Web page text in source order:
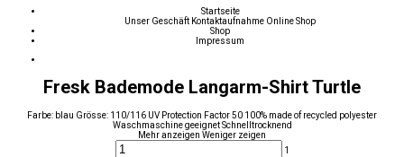
Startseite
Unser Geschäft Kontaktaufnahme Online Shop
Shop
Impressum
Fresk Bademode Langarm-Shirt Turtle
Farbe: blau Grösse: 110/116 UV Protection Factor 50 100% made of recycled polyester
Waschmaschine geeignet Schnelltrocknend
Mehr anzeigen Weniger zeigen
1